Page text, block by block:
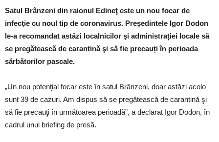
Satul Brânzeni din raionul Edineţ este un nou focar de
infecţie cu noul tip de coronavirus. Președintele Igor Dodon
le-a recomandat astăzi localnicilor şi administrației locale să
se pregătească de carantină şi să fie precauți în perioada
sărbătorilor pascale.
„Un nou potenţial focar este în satul Brânzeni, doar astăzi acolo
sunt 39 de cazuri. Am dispus să se pregătească de carantină şi
să fie precauţi în următoarea perioadă”, a declarat Igor Dodon, în
cadrul unui briefing de presă.